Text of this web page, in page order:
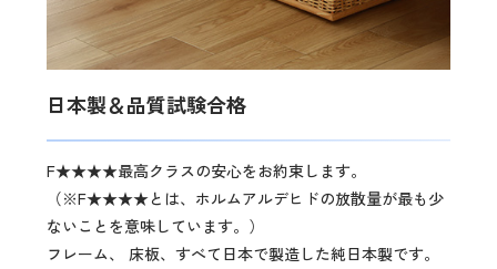
日本製＆品質試験合格
F★★★★最高クラスの安心をお約束します。
（※F★★★★とは、ホルムアルデヒドの放散量が最も少
ないことを意味しています。）
フレーム、 床板、すべて日本で製造した純日本製です。